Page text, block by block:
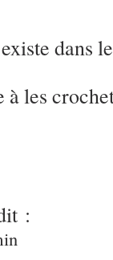
existe dans
à les
: